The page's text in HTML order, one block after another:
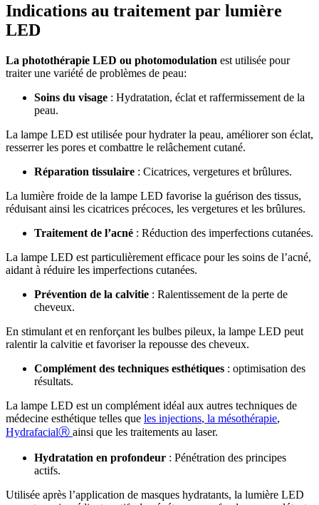
Indications au traitement par lumière
LED
La photothérapie LED ou photomodulation est utilisée pour
traiter une variété de problèmes de peau:
Soins du visage : Hydratation, éclat et raffermissement de la
peau.
La lampe LED est utilisée pour hydrater la peau, améliorer son éclat,
resserrer les pores et combattre le relâchement cutané.
Réparation tissulaire : Cicatrices, vergetures et brûlures.
La lumière froide de la lampe LED favorise la guérison des tissus,
réduisant ainsi les cicatrices précoces, les vergetures et les brûlures.
Traitement de l’acné : Réduction des imperfections cutanées.
La lampe LED est particulièrement efficace pour les soins de l’acné,
aidant à réduire les imperfections cutanées.
Prévention de la calvitie : Ralentissement de la perte de
cheveux.
En stimulant et en renforçant les bulbes pileux, la lampe LED peut
ralentir la calvitie et favoriser la repousse des cheveux.
Complément des techniques esthétiques : optimisation des
résultats.
La lampe LED est un complément idéal aux autres techniques de
médecine esthétique telles que les injections, la mésothérapie,
HydrafacialⓇ ainsi que les traitements au laser.
Hydratation en profondeur : Pénétration des principes
actifs.
Utilisée après l’application de masques hydratants, la lumière LED